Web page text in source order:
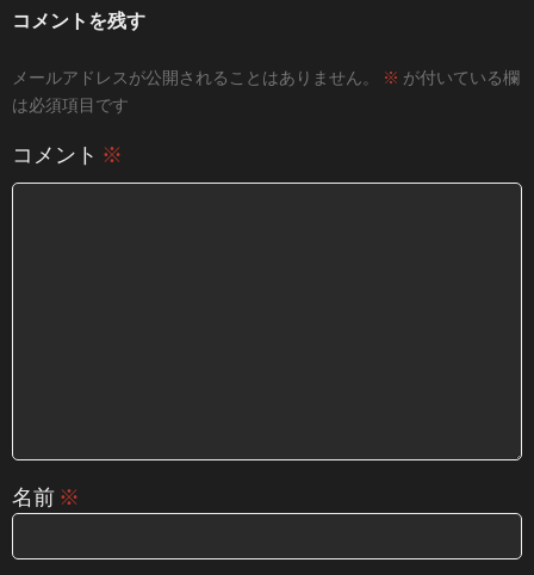
コメントを残す
メールアドレスが公開されることはありません。 ※ が付いている欄
は必須項目です
コメント ※
名前 ※